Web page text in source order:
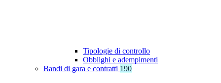
Tipologie di controllo
Obblighi e adempimenti
Bandi di gara e contratti 190